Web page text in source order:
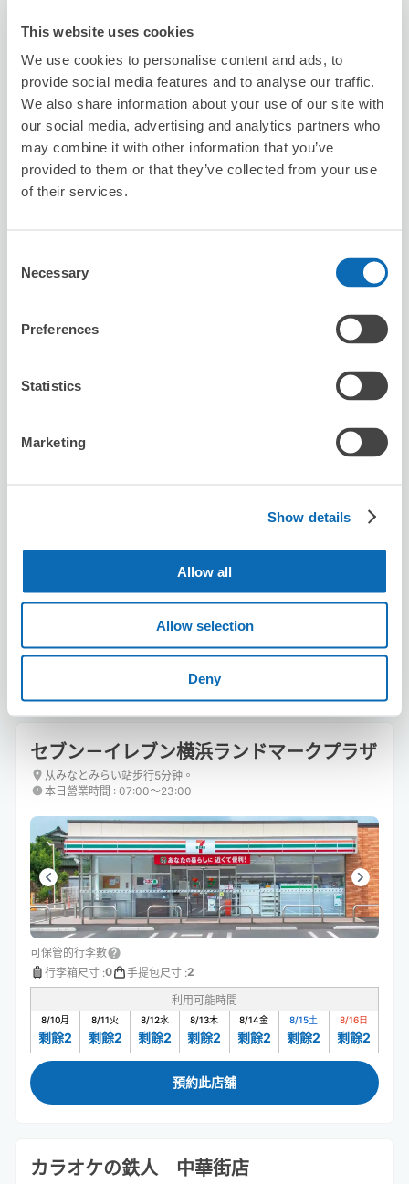
This website uses cookies
We use cookies to personalise content and ads, to
provide social media features and to analyse our traffic.
We also share information about your use of our site with
our social media, advertising and analytics partners who
may combine it with other information that you’ve
provided to them or that they’ve collected from your use
of their services.
Selection
Necessary
Preferences
Statistics
Marketing
Show details
Allow all
Allow selection
Deny
行李箱尺寸:10 手提包尺寸:0
利用可能時間
8/10月 8/11火 8/12水 8/13木 8/14 金 8/15土 8/16 日
預約此店舖
5.0★★★★
★★★★
8/10月 8/11火 8/12水 8/13木 8/14金 8/15土 8/16日
セブン－イレブン横浜ランドマークプラザ
从みなとみらい站步行5分钟。
本日營業時間 : 07:00〜23:00
可保管的行李數
行李箱尺寸 :0 手提包尺寸 :2
利用可能時間
8/10月
剩餘2
8/11火
剩餘2
8/12水
剩餘2
8/13木
剩餘2
8/14金
剩餘2
8/15土
剩餘2
8/16日
剩餘2
預約此店舖
カラオケの鉄人 中華街店